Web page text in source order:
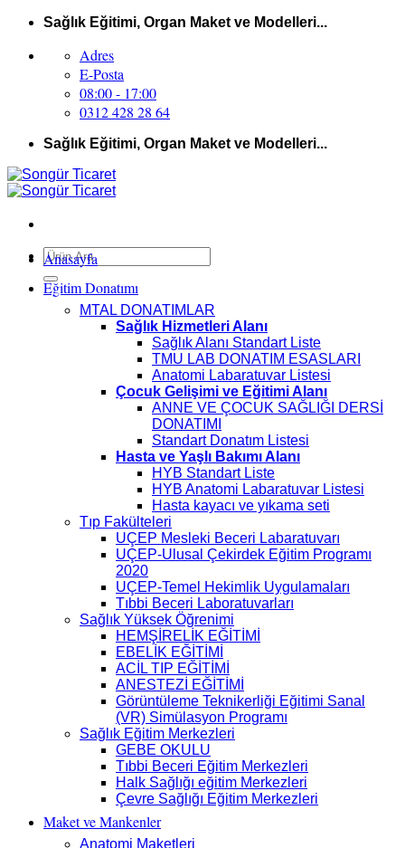
İçeriğeSağlık Eğitimi, Organ Maket ve Modelleri...
Adres
E-Posta
08:00 - 17:00
0312 428 28 64
Sağlık Eğitimi, Organ Maket ve Modelleri...
Ara:
Anasayfa
Eğitim Donatımı
MTAL DONATIMLAR
Sağlık Hizmetleri Alanı
Sağlık Alanı Standart Liste
TMU LAB DONATIM ESASLARI
Anatomi Labaratuvar Listesi
Çocuk Gelişimi ve Eğitimi Alanı
ANNE VE ÇOCUK SAĞLIĞI DERSİ
DONATIMI
Standart Donatım Listesi
Hasta ve Yaşlı Bakımı Alanı
HYB Standart Liste
HYB Anatomi Labaratuvar Listesi
Hasta kayacı ve yıkama seti
Tıp Fakülteleri
UÇEP Mesleki Beceri Labaratuvarı
UÇEP-Ulusal Çekirdek Eğitim Programı
2020
UÇEP-Temel Hekimlik Uygulamaları
Tıbbi Beceri Laboratuvarları
Sağlık Yüksek Öğrenimi
HEMŞİRELİK EĞİTİMİ
EBELİK EĞİTİMİ
ACİL TIP EĞİTİMİ
ANESTEZİ EĞİTİMİ
Görüntüleme Teknikerliği Eğitimi Sanal
(VR) Simülasyon Programı
Sağlık Eğitim Merkezleri
GEBE OKULU
Tıbbi Beceri Eğitim Merkezleri
Halk Sağlığı eğitim Merkezleri
Çevre Sağlığı Eğitim Merkezleri
Maket ve Mankenler
Anatomi Maketleri